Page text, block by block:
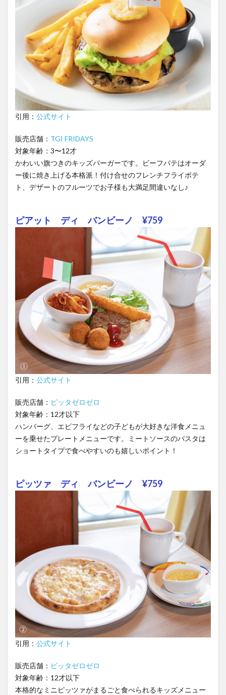
引用： 公式サイト
販売店舗： TGI FRIDAYS
対象年齢：3〜12才
かわいい旗つきのキッズバーガーです。ビーフパテはオーダ
ー後に焼き上げる本格派！付け合せのフレンチフライポテ
ト、デザートのフルーツでお子様も大満足間違いなし♪
ピアット ディ バンビーノ ¥759
引用： 公式サイト
販売店舗： ピッタゼロゼロ
対象年齢：12才以下
ハンバーグ、エビフライなどの子どもが大好きな洋食メニュ
ーを乗せたプレートメニューです。ミートソースのパスタは
ショートタイプで食べやすいのも嬉しいポイント！
ピッツァ ディ バンビーノ ¥759
引用： 公式サイト
販売店舗： ピッタゼロゼロ
対象年齢：12才以下
本格的なミニピッツァがまるごと食べられるキッズメニュー